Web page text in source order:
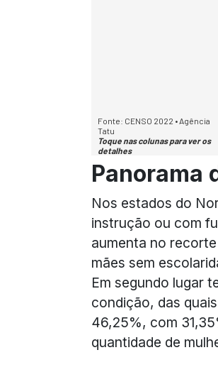
Panorama
Nos estados do
instrução ou com
aumenta no
mães sem
Em segundo lugar
condição, das
46,25%, com
quantidade de